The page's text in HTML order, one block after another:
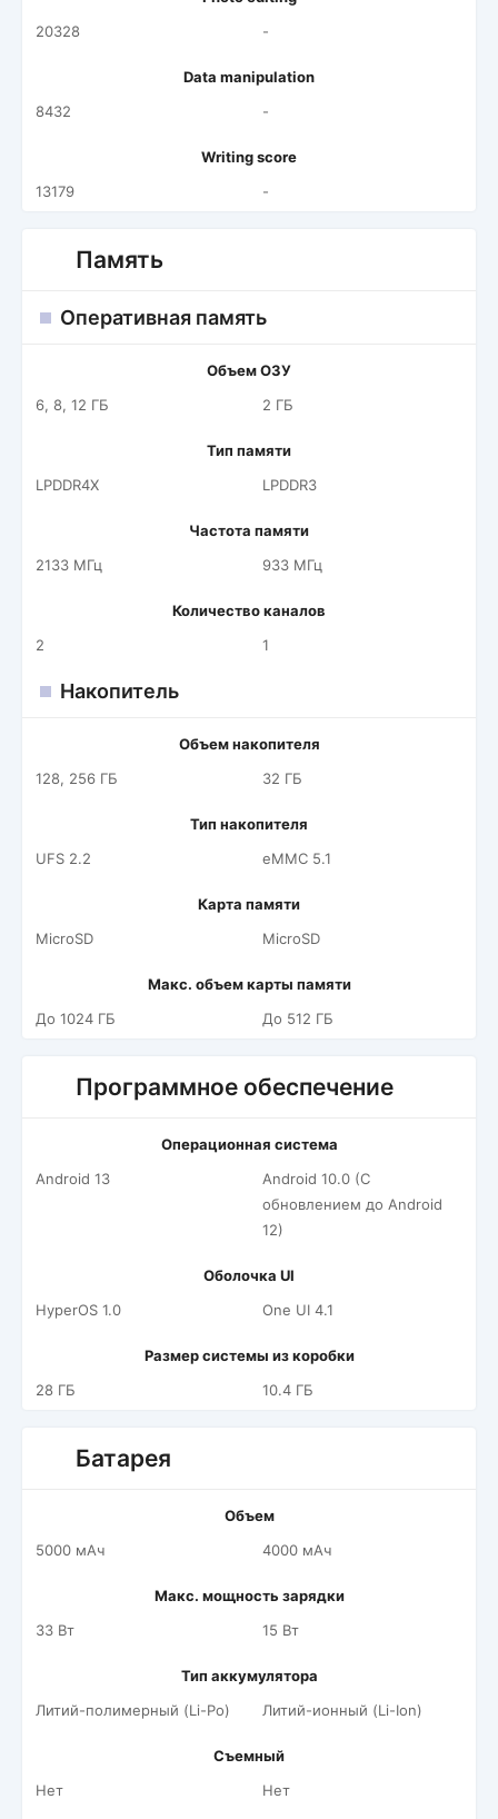
20328
-
Data manipulation
8432
-
Writing score
13179
-
Память
Оперативная память
Объем ОЗУ
6, 8, 12 ГБ
2 ГБ
Тип памяти
LPDDR4X
LPDDR3
Частота памяти
2133 МГц
933 МГц
Количество каналов
2
1
Накопитель
Объем накопителя
128, 256 ГБ
32 ГБ
Тип накопителя
UFS 2.2
eMMC 5.1
Карта памяти
MicroSD
MicroSD
Макс. объем карты памяти
До 1024 ГБ
До 512 ГБ
Программное обеспечение
Операционная система
Android 13
Android 10.0 (С
обновлением до Android
12)
Оболочка UI
HyperOS 1.0
One UI 4.1
Размер системы из коробки
28 ГБ
10.4 ГБ
Батарея
Объем
5000 мАч
4000 мАч
Макс. мощность зарядки
33 Вт
15 Вт
Тип аккумулятора
Литий-полимерный (Li-Po)
Литий-ионный (Li-Ion)
Съемный
Нет
Нет